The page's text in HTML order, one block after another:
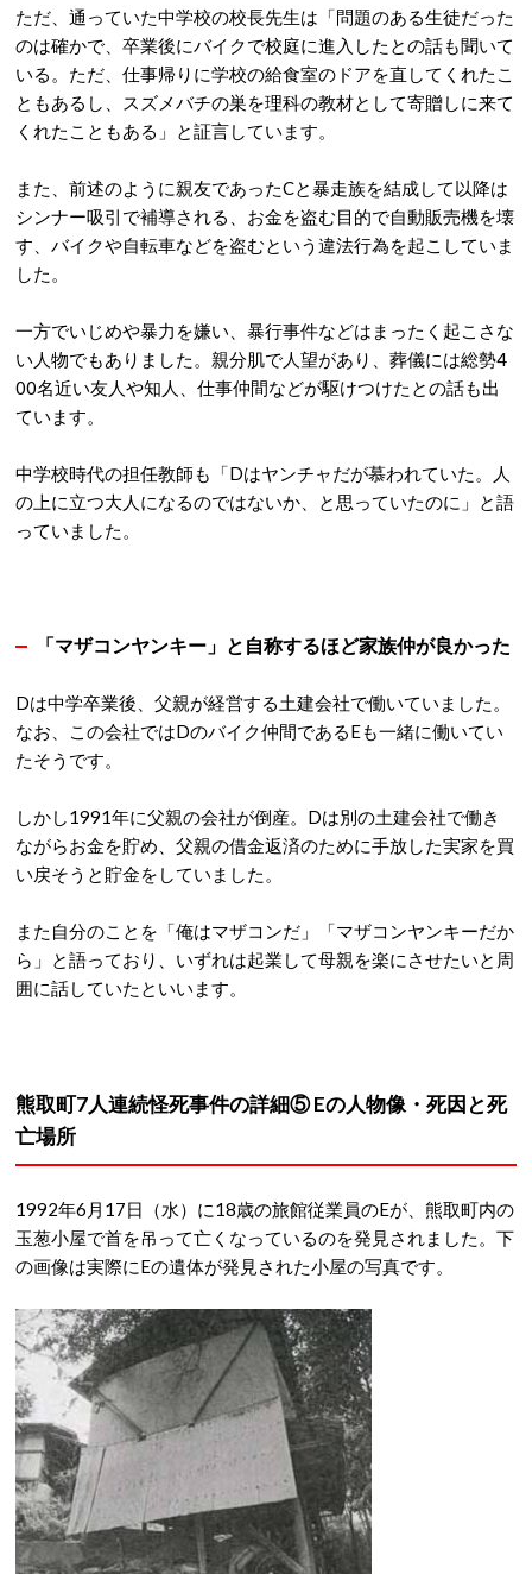
ただ、通っていた中学校の校長先生は「問題のある生徒だった
のは確かで、卒業後にバイクで校庭に進入したとの話も聞いて
いる。ただ、仕事帰りに学校の給食室のドアを直してくれたこ
ともあるし、スズメバチの巣を理科の教材として寄贈しに来て
くれたこともある」と証言しています。
また、前述のように親友であったCと暴走族を結成して以降は
シンナー吸引で補導される、お金を盗む目的で自動販売機を壊
す、バイクや自転車などを盗むという違法行為を起こしていま
した。
一方でいじめや暴力を嫌い、暴行事件などはまったく起こさな
い人物でもありました。親分肌で人望があり、葬儀には総勢4
00名近い友人や知人、仕事仲間などが駆けつけたとの話も出
ています。
中学校時代の担任教師も「Dはヤンチャだが慕われていた。人
の上に立つ大人になるのではないか、と思っていたのに」と語
っていました。
「マザコンヤンキー」と自称するほど家族仲が良かった
Dは中学卒業後、父親が経営する土建会社で働いていました。
なお、この会社ではDのバイク仲間であるEも一緒に働いてい
たそうです。
しかし1991年に父親の会社が倒産。Dは別の土建会社で働き
ながらお金を貯め、父親の借金返済のために手放した実家を買
い戻そうと貯金をしていました。
また自分のことを「俺はマザコンだ」「マザコンヤンキーだか
ら」と語っており、いずれは起業して母親を楽にさせたいと周
囲に話していたといいます。
熊取町7人連続怪死事件の詳細⑤ Eの人物像・死因と死
亡場所
1992年6月17日（水）に18歳の旅館従業員のEが、熊取町内の
玉葱小屋で首を吊って亡くなっているのを発見されました。下
の画像は実際にEの遺体が発見された小屋の写真です。